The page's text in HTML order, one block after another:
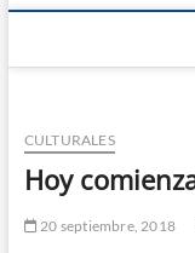
CULTURALES
Hoy
20 septiembre, 2018